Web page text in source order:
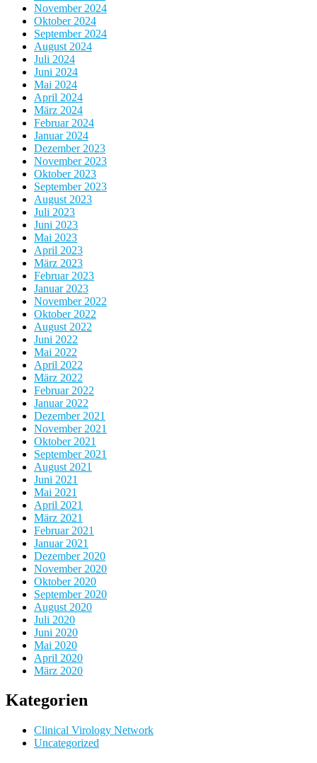
November 2024
Oktober 2024
September 2024
August 2024
Juli 2024
Juni 2024
Mai 2024
April 2024
März 2024
Februar 2024
Januar 2024
Dezember 2023
November 2023
Oktober 2023
September 2023
August 2023
Juli 2023
Juni 2023
Mai 2023
April 2023
März 2023
Februar 2023
Januar 2023
November 2022
Oktober 2022
August 2022
Juni 2022
Mai 2022
April 2022
März 2022
Februar 2022
Januar 2022
Dezember 2021
November 2021
Oktober 2021
September 2021
August 2021
Juni 2021
Mai 2021
April 2021
März 2021
Februar 2021
Januar 2021
Dezember 2020
November 2020
Oktober 2020
September 2020
August 2020
Juli 2020
Juni 2020
Mai 2020
April 2020
März 2020
Kategorien
Clinical Virology Network
Uncategorized